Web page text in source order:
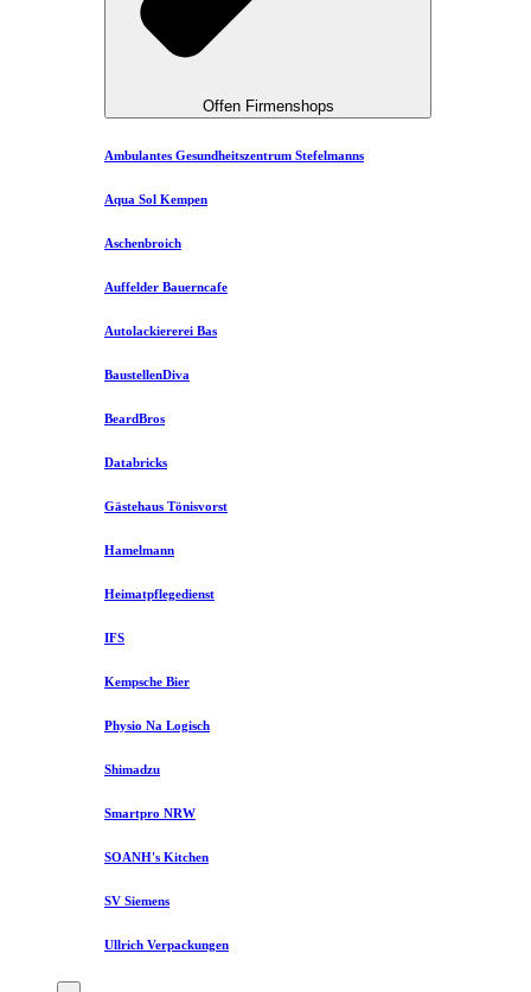
Offen Firmenshops
Ambulantes Gesundheitszentrum Stefelmanns
Aqua Sol Kempen
Aschenbroich
Auffelder Bauerncafe
Autolackiererei Bas
BaustellenDiva
BeardBros
Databricks
Gästehaus Tönisvorst
Hamelmann
Heimatpflegedienst
IFS
Kempsche Bier
Physio Na Logisch
Shimadzu
Smartpro NRW
SOANH's Kitchen
SV Siemens
Ullrich Verpackungen